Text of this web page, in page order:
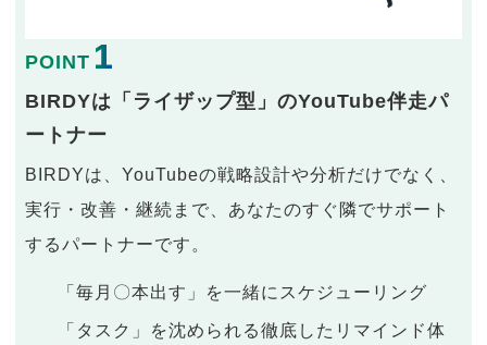
POINT 1
BIRDYは「ライザップ型」のYouTube伴走パ
ートナー
BIRDYは、YouTubeの戦略設計や分析だけでなく、
実行・改善・継続まで、あなたのすぐ隣でサポート
するパートナーです。
「毎月〇本出す」を一緒にスケジューリング
「タスク」を沈められる徹底したリマインド体